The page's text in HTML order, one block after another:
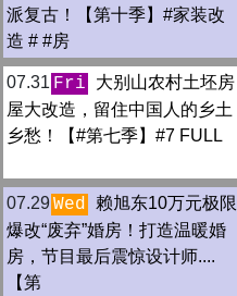
派复古！【第十季】#家装改
造 # #房
07.31 Fri
大别山农村土坯房
屋大改造，留住中国人的乡土
乡愁！【#第七季】#7 FULL
07.29Wed
赖旭东10万元极限
爆改“废弃”婚房！打造温暖婚
房，节目最后震惊设计师....
【第